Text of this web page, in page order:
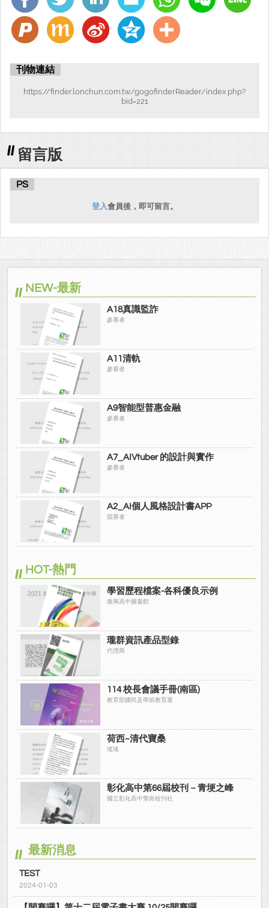
刊物連結
https://finder.lonchun.com.tw/gogofinderReader/index.php?
bid=221
留言版
PS
登入會員後，即可留言。
NEW-最新
A18真識監詐
參賽者
A11清軌
參賽者
A9智能型普惠金融
參賽者
A7_AIVtuber 的設計與實作
參賽者
A2_AI個人風格設計書APP
競賽者
HOT-熱門
學習歷程檔案-各科優良示例
復興高中圖書館
瓏群資訊產品型錄
代理商
114 校長會議手冊(南區)
教育部國民及學前教育署
荷西~清代寶桑
瑤瑤
彰化高中第66屆校刊－青埂之峰
國立彰化高中擎崗校刊社
最新消息
TEST
2024-01-03